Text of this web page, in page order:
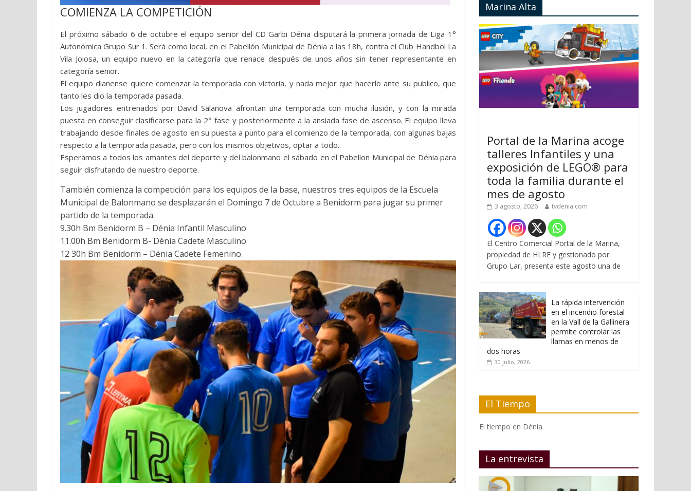
COMIENZA LA COMPETICIÓN
El próximo sábado 6 de octubre el equipo senior del CD Garbi Dénia disputará la primera jornada de Liga 1°
Autonómica Grupo Sur 1. Será como local, en el Pabellón Municipal de Dénia a las 18h, contra el Club Handbol La
Vila Joiosa, un equipo nuevo en la categoría que renace después de unos años sin tener representante en
categoría senior.
El equipo dianense quiere comenzar la temporada con victoria, y nada mejor que hacerlo ante su publico, que
tanto les dio la temporada pasada.
Los jugadores entrenados por David Salanova afrontan una temporada con mucha ilusión, y con la mirada
puesta en conseguir clasificarse para la 2° fase y posteriormente a la ansiada fase de ascenso. El equipo lleva
trabajando desde finales de agosto en su puesta a punto para el comienzo de la temporada, con algunas bajas
respecto a la temporada pasada, pero con los mismos objetivos, optar a todo.
Esperamos a todos los amantes del deporte y del balonmano el sábado en el Pabellon Municipal de Dénia para
seguir disfrutando de nuestro deporte.
También comienza la competición para los equipos de la base, nuestros tres equipos de la Escuela
Municipal de Balonmano se desplazarán el Domingo 7 de Octubre a Benidorm para jugar su primer
partido de la temporada.
9.30h Bm Benidorm B – Dénia Infantil Masculino
11.00h Bm Benidorm B- Dénia Cadete Masculino
12 30h Bm Benidorm – Dénia Cadete Femenino.
Marina Alta
Portal de la Marina acoge
talleres Infantiles y una
exposición de LEGO® para
toda la familia durante el
mes de agosto
3 agosto, 2026 tvdenia.com
El Centro Comercial Portal de la Marina,
propiedad de HLRE y gestionado por
Grupo Lar, presenta este agosto una de
La rápida intervención
en el incendio forestal
en la Vall de la Gallinera
permite controlar las
llamas en menos de
dos horas
30 julio, 2026
El Tiempo
El tiempo en Dénia
La entrevista